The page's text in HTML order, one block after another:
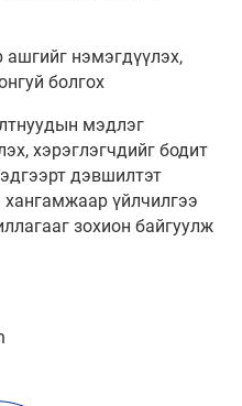
ашгийг нэмэгдүүлэх,
болгох
мэдлэг
хэрэглэгчдийг бодит
дэвшилтэт
үйлчилгээ
зохион байгуулж